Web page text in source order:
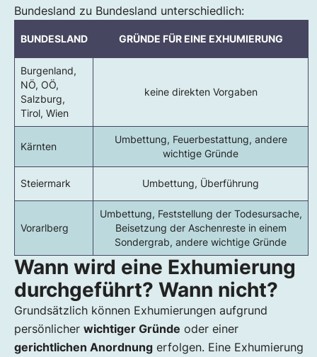
Bundesland zu Bundesland unterschiedlich:
BUNDESLAND GRÜNDE FÜR EINE EXHUMIERUNG
Burgenland,
NÖ, OÖ,
Salzburg,
Tirol, Wien
keine direkten Vorgaben
Kärnten
Umbettung, Feuerbestattung, andere
wichtige Gründe
Steiermark Umbettung, Überführung
Vorarlberg
Umbettung, Feststellung der Todesursache,
Beisetzung der Aschenreste in einem
Sondergrab, andere wichtige Gründe
Wann wird eine Exhumierung
durchgeführt? Wann nicht?
Grundsätzlich können Exhumierungen aufgrund
persönlicher wichtiger Gründe oder einer
gerichtlichen Anordnung erfolgen. Eine Exhumierung